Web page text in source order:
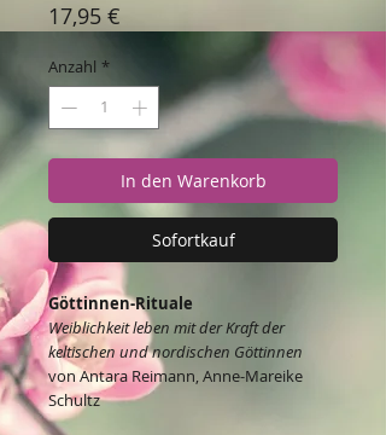
17,95 €
Anzahl *
In den Warenkorb
Sofortkauf
Göttinnen-Rituale
Weiblichkeit leben mit der Kra­ft der
keltischen und nordischen Göttinnen
von Antara Reimann, Anne-Mareike
Schultz